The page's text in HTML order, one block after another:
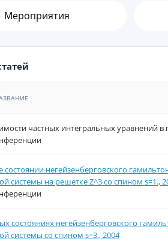
Мероприятия
частных интегральных уравнений в
состоянии негейзенберговского
системы на решетке Z^3 со спином s=1.,
состояниях негейзенберговского
системы со спином s=3., 2004